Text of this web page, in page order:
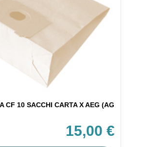
CF 10 SACCHI CARTA X AEG (AG
15,00 €